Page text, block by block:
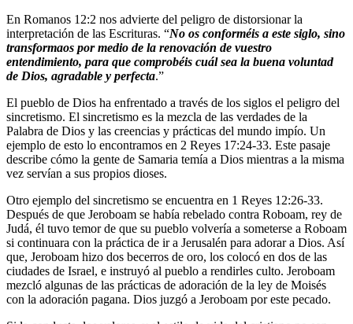
En Romanos 12:2 nos advierte del peligro de distorsionar la
interpretación de las Escrituras. “No os conforméis a este siglo, sino
transformaos por medio de la renovación de vuestro
entendimiento, para que comprobéis cuál sea la buena voluntad
de Dios, agradable y perfecta.”
El pueblo de Dios ha enfrentado a través de los siglos el peligro del
sincretismo. El sincretismo es la mezcla de las verdades de la
Palabra de Dios y las creencias y prácticas del mundo impío. Un
ejemplo de esto lo encontramos en 2 Reyes 17:24-33. Este pasaje
describe cómo la gente de Samaria temía a Dios mientras a la misma
vez servían a sus propios dioses.
Otro ejemplo del sincretismo se encuentra en 1 Reyes 12:26-33.
Después de que Jeroboam se había rebelado contra Roboam, rey de
Judá, él tuvo temor de que su pueblo volvería a someterse a Roboam
si continuara con la práctica de ir a Jerusalén para adorar a Dios. Así
que, Jeroboam hizo dos becerros de oro, los colocó en dos de las
ciudades de Israel, e instruyó al pueblo a rendirles culto. Jeroboam
mezcló algunas de las prácticas de adoración de la ley de Moisés
con la adoración pagana. Dios juzgó a Jeroboam por este pecado.